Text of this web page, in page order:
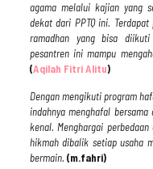
agama melalui kajian yang
dekat dari PPTQ ini.
ramadhan yang bisa
pesantren ini mampu
(Aqilah Fitri Alitu)
Dengan mengikuti program
indahnya menghafal
kenal. Menghargai
hikmah dibalik setiap usaha
bermain. (m.fahri)